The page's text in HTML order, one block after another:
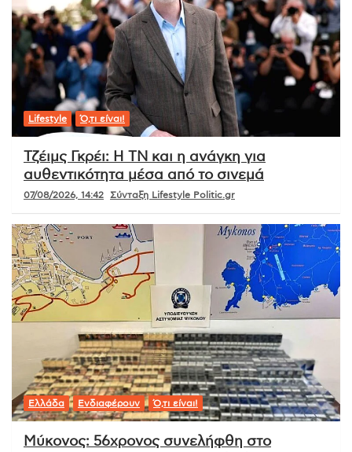
Lifestyle Ό,τι είναι!
Τζέιμς Γκρέι: Η ΤΝ και η ανάγκη για
αυθεντικότητα μέσα από το σινεμά
07/08/2026, 14:42 Σύνταξη Lifestyle Politic.gr
Ελλάδα Ενδιαφέρουν Ό,τι είναι!
Μύκονος: 56χρονος συνελήφθη στο